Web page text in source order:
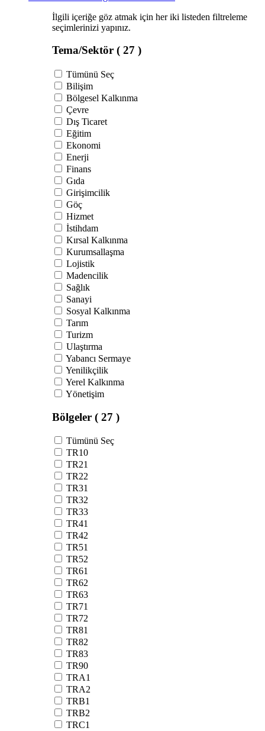
İlgili içeriğe göz atmak için her iki listeden filtreleme
seçimlerinizi yapınız.
Tema/Sektör ( 27 )
Tümünü Seç
Bilişim
Bölgesel Kalkınma
Çevre
Dış Ticaret
Eğitim
Ekonomi
Enerji
Finans
Gıda
Girişimcilik
Göç
Hizmet
İstihdam
Kırsal Kalkınma
Kurumsallaşma
Lojistik
Madencilik
Sağlık
Sanayi
Sosyal Kalkınma
Tarım
Turizm
Ulaştırma
Yabancı Sermaye
Yenilikçilik
Yerel Kalkınma
Yönetişim
Bölgeler ( 27 )
Tümünü Seç
TR10
TR21
TR22
TR31
TR32
TR33
TR41
TR42
TR51
TR52
TR61
TR62
TR63
TR71
TR72
TR81
TR82
TR83
TR90
TRA1
TRA2
TRB1
TRB2
TRC1